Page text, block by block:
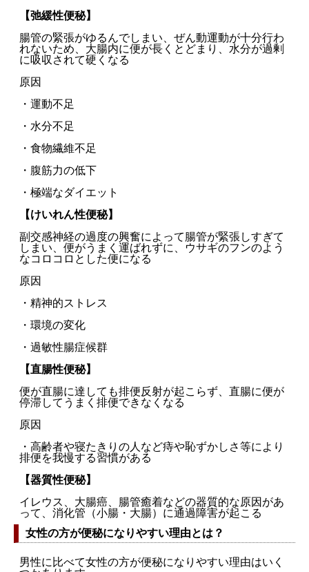
【弛緩性便秘】
腸管の緊張がゆるんでしまい、ぜん動運動が十分行わ
れないため、大腸内に便が長くとどまり、水分が過剰
に吸収されて硬くなる
原因
・運動不足
・水分不足
・食物繊維不足
・腹筋力の低下
・極端なダイエット
【けいれん性便秘】
副交感神経の過度の興奮によって腸管が緊張しすぎて
しまい、便がうまく運ばれずに、ウサギのフンのよう
なコロコロとした便になる
原因
・精神的ストレス
・環境の変化
・過敏性腸症候群
【直腸性便秘】
便が直腸に達しても排便反射が起こらず、直腸に便が
停滞してうまく排便できなくなる
原因
・高齢者や寝たきりの人など痔や恥ずかしさ等により
排便を我慢する習慣がある
【器質性便秘】
イレウス、大腸癌、腸管癒着などの器質的な原因があ
って、消化管（小腸・大腸）に通過障害が起こる
女性の方が便秘になりやすい理由とは？
男性に比べて女性の方が便秘になりやすい理由はいく